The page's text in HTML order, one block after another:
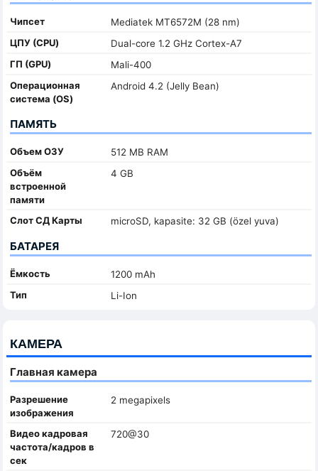
Чипсет
Mediatek MT6572M (28 nm)
ЦПУ (CPU)
Dual-core 1.2 GHz Cortex-A7
ГП (GPU)
Mali-400
Oперационная
система (OS)
Android 4.2 (Jelly Bean)
ПАМЯТЬ
Объем ОЗУ
512 MB RAM
Объём
встроенной
памяти
4 GB
Слот СД Карты microSD, kapasite: 32 GB (özel yuva)
БАТАРЕЯ
Ёмкость
1200 mAh
Тип
Li-Ion
КАМЕРА
Главная камера
Разрешение
изображения
2 megapixels
Видео кадровая
частота/кадров в
сек
720@30